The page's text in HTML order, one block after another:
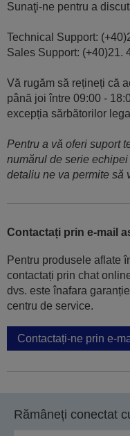
Sunaţi-ne pentru a
Technical Support:
Sales Support: (+40)21.
Vă rugăm să rețineți că
până joi între 09:00 -
excepția sărbătorilor
Pentru a vă oferi suport
numărul de serie
detaliu ne va permite să
Contactați prin e-mail
Pentru produsele aflate
contactați prin chat
dvs. este înafara
centru de service.
Contactați-ne prin e-
Rămâneți conectat